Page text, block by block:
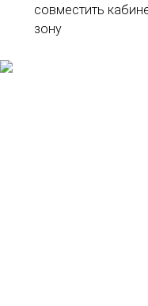
совместить
зону